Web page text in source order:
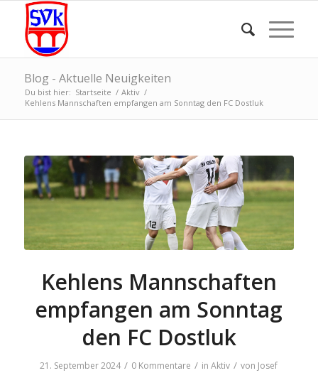
Blog - Aktuelle Neuigkeiten
Du bist hier: Startseite / Aktiv /
Kehlens Mannschaften empfangen am Sonntag den FC Dostluk
Kehlens Mannschaften
empfangen am Sonntag
den FC Dostluk
21. September 2024 / 0 Kommentare / inAktiv / von Josef